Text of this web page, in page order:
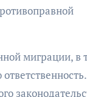
миграции, в